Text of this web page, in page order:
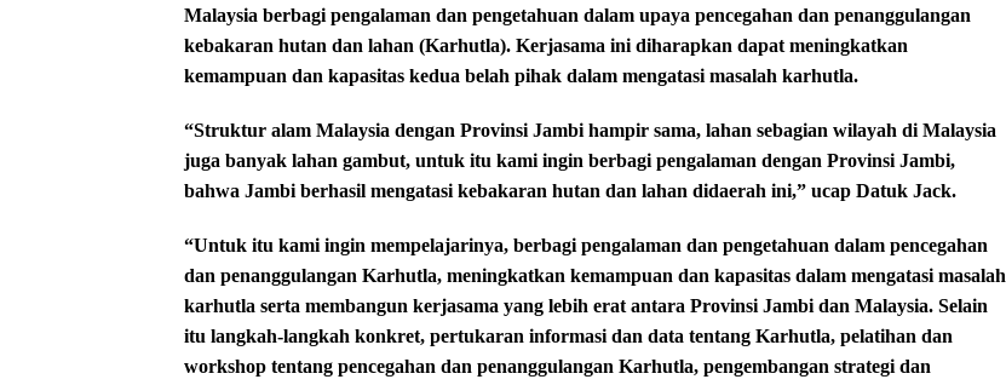
Malaysia berbagi pengalaman dan pengetahuan dalam upaya pencegahan dan penanggulangan
kebakaran hutan dan lahan (Karhutla). Kerjasama ini diharapkan dapat meningkatkan
kemampuan dan kapasitas kedua belah pihak dalam mengatasi masalah karhutla.
“Struktur alam Malaysia dengan Provinsi Jambi hampir sama, lahan sebagian wilayah di Malaysia
juga banyak lahan gambut, untuk itu kami ingin berbagi pengalaman dengan Provinsi Jambi,
bahwa Jambi berhasil mengatasi kebakaran hutan dan lahan didaerah ini,” ucap Datuk Jack.
“Untuk itu kami ingin mempelajarinya, berbagi pengalaman dan pengetahuan dalam pencegahan
dan penanggulangan Karhutla, meningkatkan kemampuan dan kapasitas dalam mengatasi masalah
karhutla serta membangun kerjasama yang lebih erat antara Provinsi Jambi dan Malaysia. Selain
itu langkah-langkah konkret, pertukaran informasi dan data tentang Karhutla, pelatihan dan
workshop tentang pencegahan dan penanggulangan Karhutla, pengembangan strategi dan